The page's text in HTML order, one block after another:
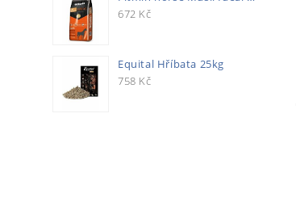
672 Kč
Equital Hříbata 25kg
758 Kč